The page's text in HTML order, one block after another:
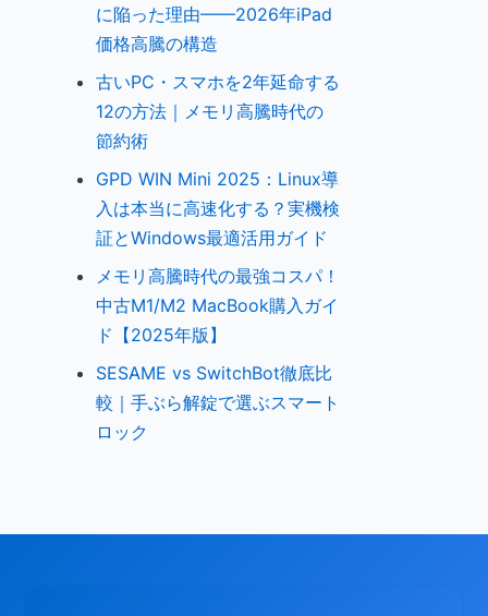
に陥った理由——2026年iPad
価格高騰の構造
古いPC・スマホを2年延命する
12の方法｜メモリ高騰時代の
節約術
GPD WIN Mini 2025：Linux導
入は本当に高速化する？実機検
証とWindows最適活用ガイド
メモリ高騰時代の最強コスパ！
中古M1/M2 MacBook購入ガイ
ド【2025年版】
SESAME vs SwitchBot徹底比
較｜手ぶら解錠で選ぶスマート
ロック